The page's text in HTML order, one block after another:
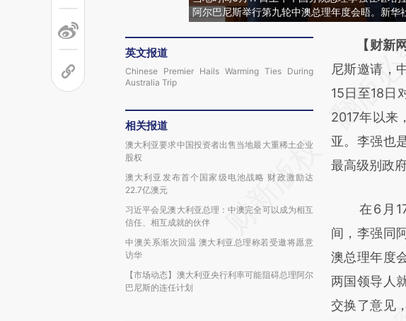
阿尔巴尼斯举行第九轮中澳总理年度会晤。新华
英文报道
Chinese Premier Hails Warming Ties During
Australia Trip
相关报道
澳大利亚要求中国投资者出售当地最大重稀土企业
股权
澳大利亚发布首个国家级电池战略 财政激励达
22.7亿澳元
习近平会见澳大利亚总理：中澳完全可以成为相互
信任、相互成就的伙伴
中澳关系渐次回温 澳大利亚总理称若受邀将愿意
访华
【市场动态】澳大利亚央行利率可能阻碍总理阿尔
巴尼斯的连任计划
请务必在总
AI
[https://
(https://
成，可能与
新观点和立
【财新
尼斯邀请，
15日至18日
2017年以来
亚。李强也
最高级别政府
在6月17
间，李强同
澳总理年度
两国领导人
交换了意见